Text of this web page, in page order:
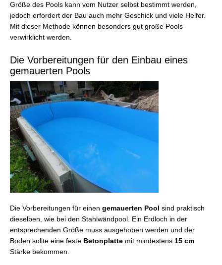
Größe des Pools kann vom Nutzer selbst bestimmt werden,
jedoch erfordert der Bau auch mehr Geschick und viele Helfer.
Mit dieser Methode können besonders gut große Pools
verwirklicht werden.
Die Vorbereitungen für den Einbau eines
gemauerten Pools
Die Vorbereitungen für einen gemauerten Pool sind praktisch
dieselben, wie bei den Stahlwändpool. Ein Erdloch in der
entsprechenden Größe muss ausgehoben werden und der
Boden sollte eine feste Betonplatte mit mindestens 15 cm
Stärke bekommen.